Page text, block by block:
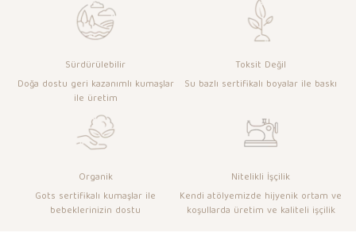
Sürdürülebilir
Doğa dostu geri kazanımlı kumaşlar
ile üretim
Toksit Değil
Su bazlı sertifikalı boyalar ile baskı
Organik
Gots sertifikalı kumaşlar ile
bebeklerinizin dostu
Nitelikli İşçilik
Kendi atölyemizde hijyenik ortam ve
koşullarda üretim ve kaliteli işçilik